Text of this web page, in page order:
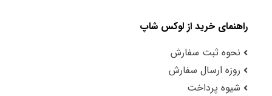
راهنمای خرید از لوکس شاپ
نحوه ثبت سفارش
روزه ارسال سفارش
شیوه پرداخت